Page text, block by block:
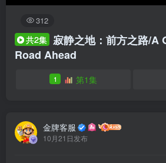
312
共2集 寂静之地：前方之路/A
Road Ahead
1 第1集
金牌客服
10月21日发布